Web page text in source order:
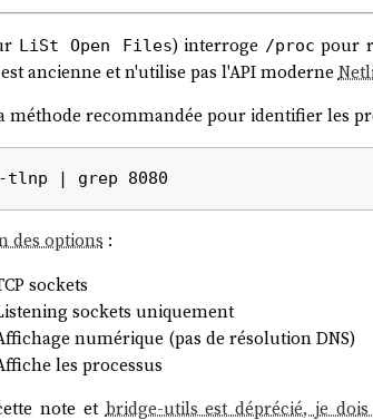
LiSt Open Files) interroge /proc pour
ancienne et n'utilise pas l'API moderne
méthode recommandée pour identifier les
des options :
sockets
sockets uniquement
numérique (pas de résolution DNS)
les processus
note etbridge-utils est déprécié, je